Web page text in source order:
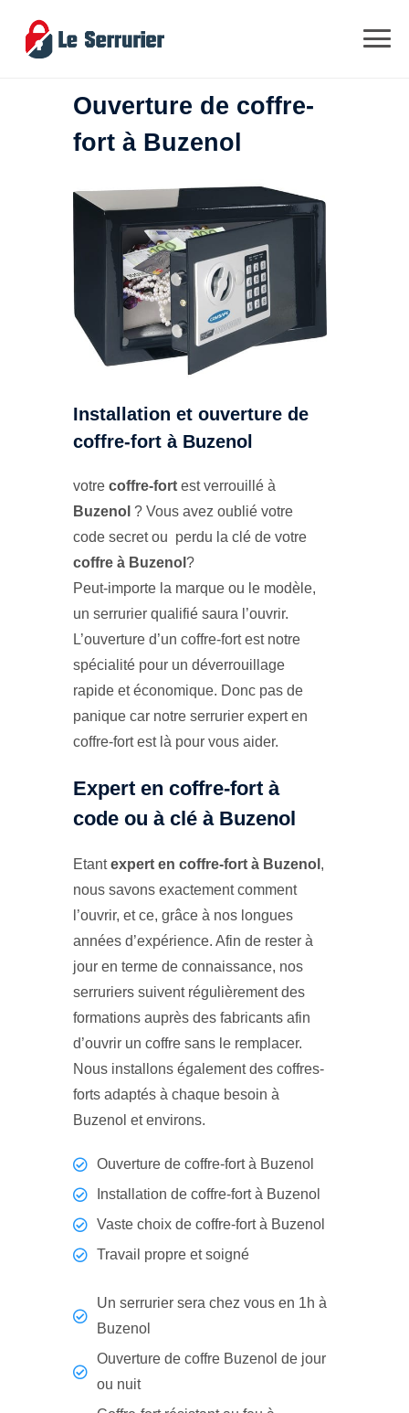
Ouverture de coffre-
fort à Buzenol
Installation et ouverture de
coffre-fort à Buzenol
votre coffre-fort est verrouillé à
Buzenol ? Vous avez oublié votre
code secret ou perdu la clé de votre
coffre à Buzenol ?
Peut-importe la marque ou le modèle,
un serrurier qualifié saura l’ouvrir.
L’ouverture d’un coffre-fort est notre
spécialité pour un déverrouillage
rapide et économique. Donc pas de
panique car notre serrurier expert en
coffre-fort est là pour vous aider.
Expert en coffre-fort à
code ou à clé à Buzenol
Etantexpert en coffre-fort à Buzenol ,
nous savons exactement comment
l’ouvrir, et ce, grâce à nos longues
années d’expérience. Afin de rester à
jour en terme de connaissance, nos
serruriers suivent régulièrement des
formations auprès des fabricants afin
d’ouvrir un coffre sans le remplacer.
Nous installons également des coffres-
forts adaptés à chaque besoin à
Buzenol et environs.
Ouverture de coffre-fort à Buzenol
Installation de coffre-fort à Buzenol
Vaste choix de coffre-fort à Buzenol
Travail propre et soigné
Un serrurier sera chez vous en 1h à
Buzenol
Ouverture de coffre Buzenol de jour
ou nuit